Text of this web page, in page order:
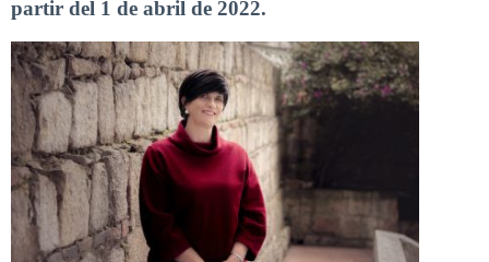
partir del 1 de abril de 2022.